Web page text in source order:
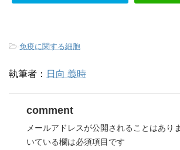
-免疫に関する細胞
執筆者： 日向 義時
comment
メールアドレスが公開されることはあり
いている欄は必須項目です